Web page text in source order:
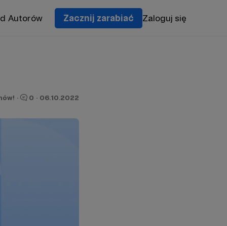
Autorów Zacznij zarabiać Zaloguj się
· 0 · 06.10.2022